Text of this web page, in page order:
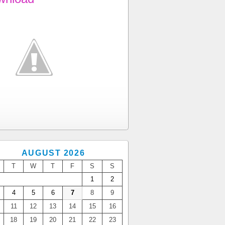
AUGUST 2026
T W T F S
S
1
2
4 5 6 7 8
9
11 12 13 14 15
16
18 19 20 21 22
23